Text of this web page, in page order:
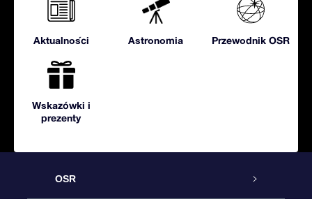
Aktualności Astronomia Przewodnik OSR
Wskazówki i
prezenty
OSR